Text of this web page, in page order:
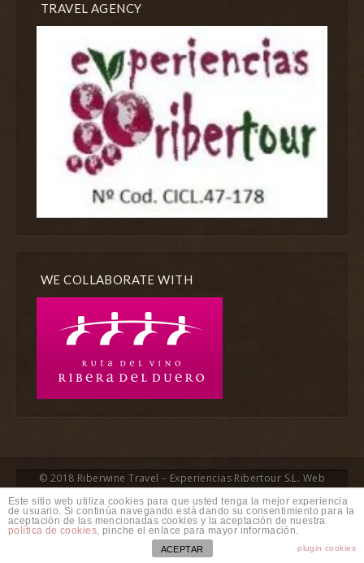
TRAVEL AGENCY
WE COLLABORATE WITH
© 2018 Riberwine Travel – Experiencias Ribertour S.L. Web
creada porSaKuRa Informática|
Política de privacidad
Este sitio web utiliza cookies para que usted tenga la mejor experiencia
de usuario. Si continúa navegando está dando su consentimiento para la
aceptación de las mencionadas cookies y la aceptación de nuestra
política de cookies, pinche el enlace para mayor información.
plugin cookies
ACEPTAR